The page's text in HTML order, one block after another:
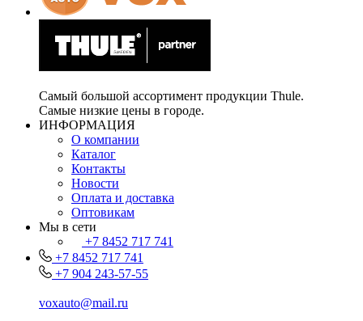
Самый большой ассортимент продукции Thule.
Самые низкие цены в городе.
ИНФОРМАЦИЯ
О компании
Каталог
Контакты
Новости
Оплата и доставка
Оптовикам
Мы в сети
+7 8452 717 741
+7 8452 717 741
+7 904 243-57-55
voxauto@mail.ru